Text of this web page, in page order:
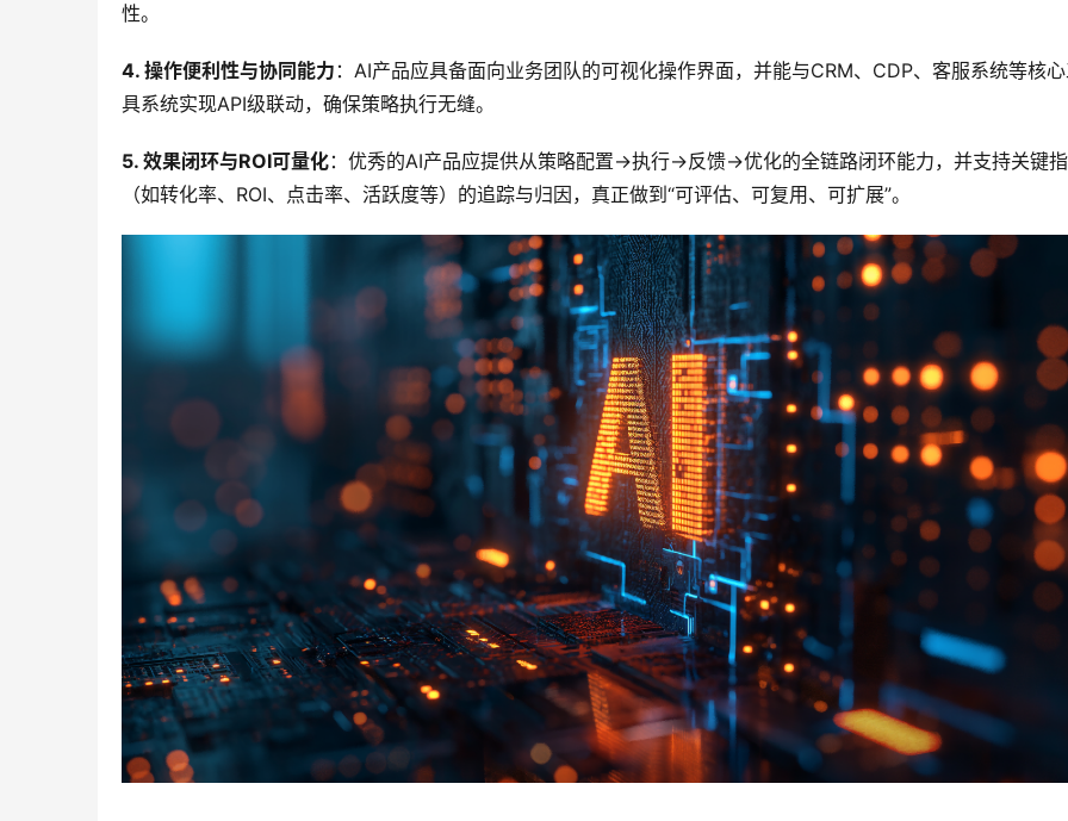
性。
4. 操作便利性与协同能力 ：AI产品应具备面向业务团队的可视化操作界面，并能与CRM、CDP、客服系统等核
具系统实现API级联动，确保策略执行无缝。
5. 效果闭环与ROI可量化：优秀的AI产品应提供从策略配置→执行→反馈→优化的全链路闭环能力，并支持关键
（如转化率、ROI、点击率、活跃度等）的追踪与归因，真正做到“可评估、可复用、可扩展”。